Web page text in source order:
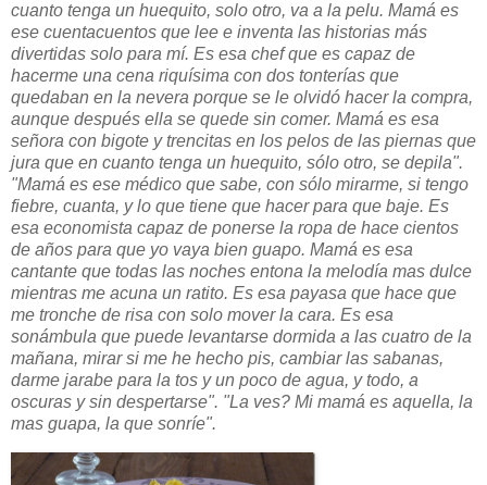
cuanto tenga un huequito, solo otro, va a la pelu. Mamá es
ese cuentacuentos que lee e inventa las historias más
divertidas solo para mí. Es esa chef que es capaz de
hacerme una cena riquísima con dos tonterías que
quedaban en la nevera porque se le olvidó hacer la compra,
aunque después ella se quede sin comer. Mamá es esa
señora con bigote y trencitas en los pelos de las piernas que
jura que en cuanto tenga un huequito, sólo otro, se depila".
"Mamá es ese médico que sabe, con sólo mirarme, si tengo
fiebre, cuanta, y lo que tiene que hacer para que baje. Es
esa economista capaz de ponerse la ropa de hace cientos
de años para que yo vaya bien guapo. Mamá es esa
cantante que todas las noches entona la melodía mas dulce
mientras me acuna un ratito. Es esa payasa que hace que
me tronche de risa con solo mover la cara. Es esa
sonámbula que puede levantarse dormida a las cuatro de la
mañana, mirar si me he hecho pis, cambiar las sabanas,
darme jarabe para la tos y un poco de agua, y todo, a
oscuras y sin despertarse". "La ves? Mi mamá es aquella, la
mas guapa, la que sonríe".